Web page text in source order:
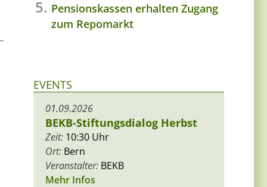
Pensionskassen erhalten Zugang
zum Repomarkt
EVENTS
01.09.2026
BEKB-Stiftungsdialog Herbst
Zeit: 10:30 Uhr
Ort: Bern
Veranstalter: BEKB
Mehr Infos